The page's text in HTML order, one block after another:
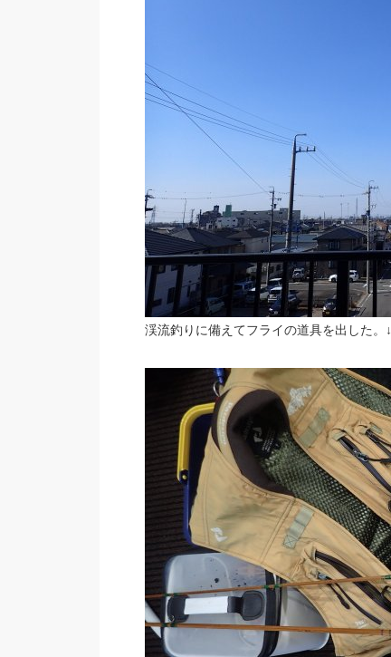
渓流釣りに備えてフライの道具を出した。↓